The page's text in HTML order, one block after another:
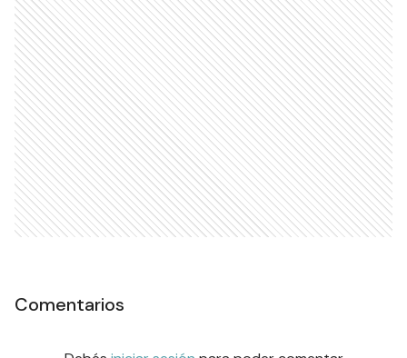
Comentarios